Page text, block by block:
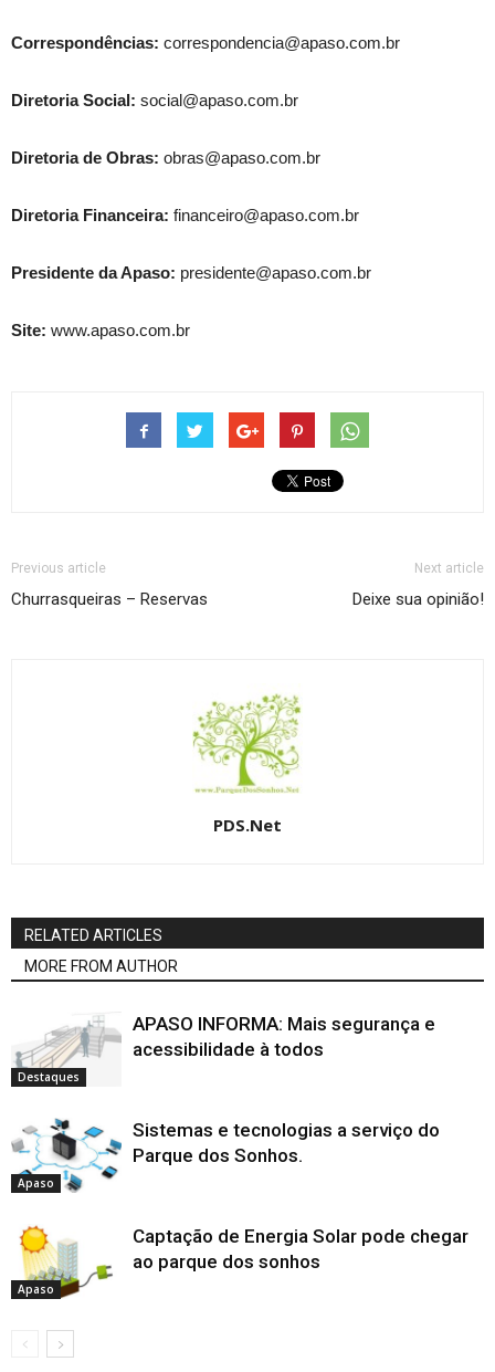
Correspondências: correspondencia@apaso.com.br
Diretoria Social: social@apaso.com.br
Diretoria de Obras: obras@apaso.com.br
Diretoria Financeira: financeiro@apaso.com.br
Presidente da Apaso: presidente@apaso.com.br
Site: www.apaso.com.br
Previous article
Churrasqueiras – Reservas
Next article
Deixe sua opinião!
PDS.Net
RELATED ARTICLES
MORE FROM AUTHOR
Destaques
APASO INFORMA: Mais segurança e
acessibilidade à todos
Apaso
Sistemas e tecnologias a serviço do
Parque dos Sonhos.
Apaso
Captação de Energia Solar pode chegar
ao parque dos sonhos